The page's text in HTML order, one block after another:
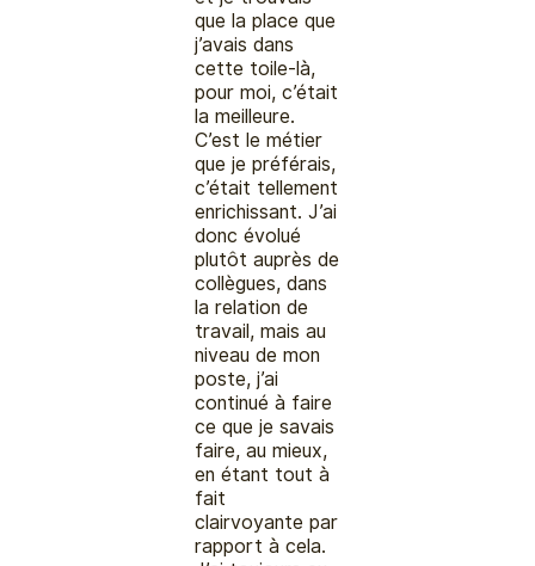
que la place que
j’avais dans
cette toile-là,
pour moi, c’était
la meilleure.
C’est le métier
que je préférais,
c’était tellement
enrichissant. J’ai
donc évolué
plutôt auprès de
collègues, dans
la relation de
travail, mais au
niveau de mon
poste, j’ai
continué à faire
ce que je savais
faire, au mieux,
en étant tout à
fait
clairvoyante par
rapport à cela.